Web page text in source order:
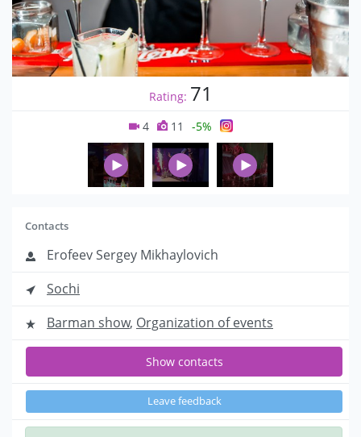
Rating: 71
4 11 -5%
Contacts
Erofeev Sergey Mikhaylovich
Sochi
Barman show, Organization of events
Show contacts
Leave feedback